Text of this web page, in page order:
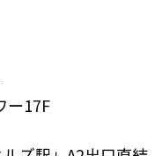
ー17F